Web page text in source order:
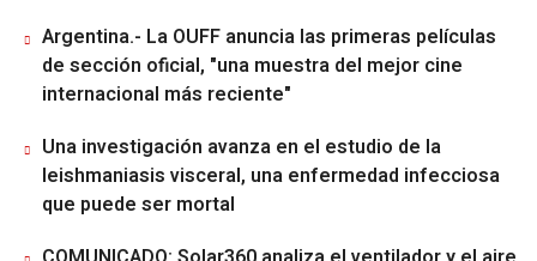
Argentina.- La OUFF anuncia las primeras películas
de sección oficial, "una muestra del mejor cine
internacional más reciente"
Una investigación avanza en el estudio de la
leishmaniasis visceral, una enfermedad infecciosa
que puede ser mortal